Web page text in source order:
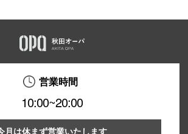
営業時間
10:00~20:00
月は休まず営業いたします